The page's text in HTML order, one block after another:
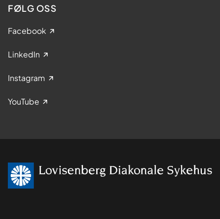
FØLG OSS
Facebook
LinkedIn
Instagram
YouTube